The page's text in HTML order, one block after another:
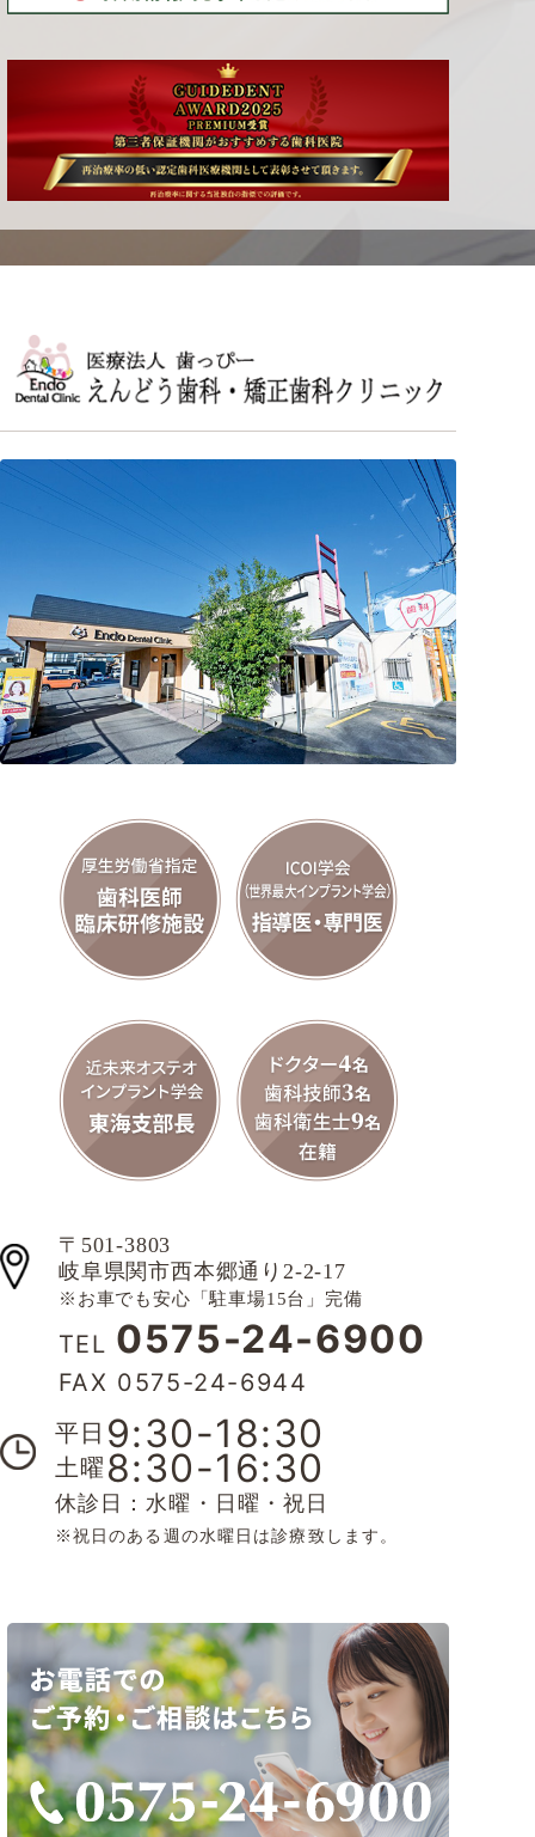
〒501-3803
岐阜県関市西本郷通り2-2-17
※お車でも安心「駐車場15台」完備
TEL 0575-24-6900
FAX 0575-24-6944
平日 9:30-18:30
土曜 8:30-16:30
休診日：水曜・日曜・祝日
※祝日のある週の水曜日は診療致します。